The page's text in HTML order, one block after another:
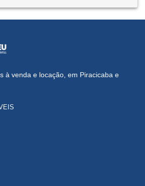
à venda e locação, em Piracicaba e